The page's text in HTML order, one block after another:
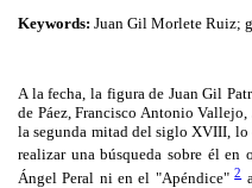
Keywords: Juan Gil Morlete Ruiz;
A la fecha, la figura de Juan Gil
de Páez, Francisco Antonio
la segunda mitad del siglo XVIII, lo
realizar una búsqueda sobre él en
Ángel Peral ni en el "Apéndice"2